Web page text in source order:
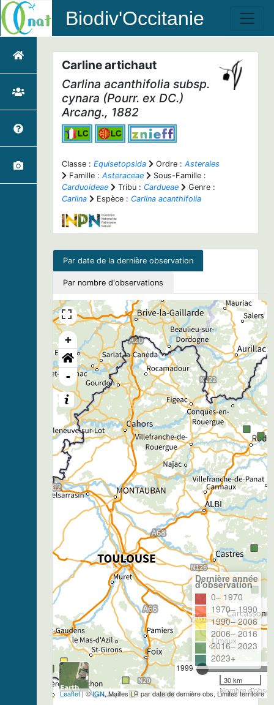
Biodiv'Occitanie
Carline artichaut
Carlina acanthifolia subsp.
cynara (Pourr. ex DC.)
Arcang., 1882
Classe : Equisetopsida Ordre : Asterales
Famille : Asteraceae
Sous-Famille :
Carduoideae
Tribu : Cardueae
Genre :
Carlina
Espèce : Carlina acanthifolia
Par date de la dernière observation
Par nombre d'observations
+
-
1999
Nombre
Dernière année
d'observation
0– 1970
1970– 1990
1990– 2006
2006– 2016
2016– 2023
2023+
30 km
Leaflet| ©IGN, Mailles LR par date de dernière obs, Limites territoire